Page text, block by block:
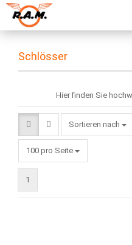
Schlösser
Hier finden Sie
Sortieren nach
Sortieren nach
100 pro Seite
pro Seite
1